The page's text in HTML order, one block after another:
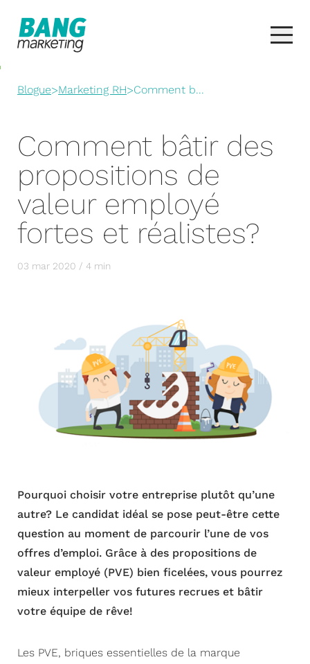
Blogue>Marketing RH>Comment b...
Comment bâtir des
propositions de
valeur employé
fortes et réalistes?
03 mar 2020 / 4 min
Pourquoi choisir votre entreprise plutôt qu’une
autre? Le candidat idéal se pose peut-être cette
question au moment de parcourir l’une de vos
offres d’emploi. Grâce à des propositions de
valeur employé (PVE) bien ficelées, vous pourrez
mieux interpeller vos futures recrues et bâtir
votre équipe de rêve!
Les PVE, briques essentielles de la marque